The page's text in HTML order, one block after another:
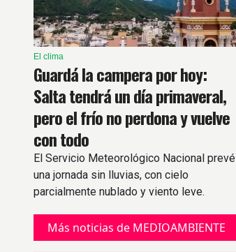
El clima
Guardá la campera por hoy:
Salta tendrá un día primaveral,
pero el frío no perdona y vuelve
con todo
El Servicio Meteorológico Nacional prevé
una jornada sin lluvias, con cielo
parcialmente nublado y viento leve.
temperatura.
Más noticias de MEDIOAMBIENTE